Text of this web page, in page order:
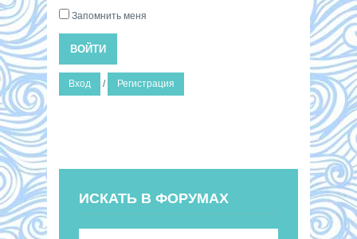
Запомнить меня
ВОЙТИ
Вход / Регистрация
ИСКАТЬ В ФОРУМАХ